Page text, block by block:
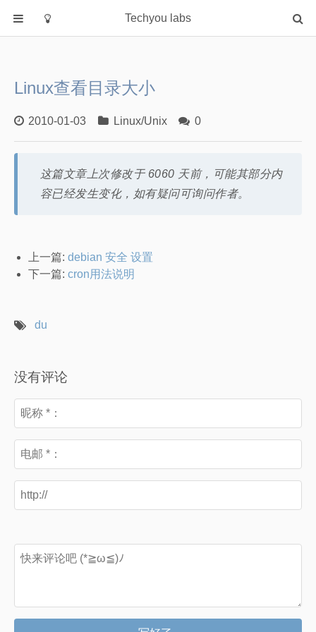
Techyou labs
Default
Linux/Unix
Database
Cloud
Networking
关于作者
Linux查看目录大小
2010-01-03 Linux/Unix 0
这篇文章上次修改于 6060 天前，可能其部分内
容已经发生变化，如有疑问可询问作者。
上一篇: debian 安全 设置
下一篇: cron用法说明
du
没有评论